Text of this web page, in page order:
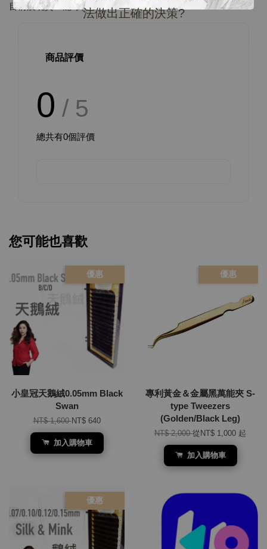
法做出正確的決策?
目前沒現貨！能等再下單！
商品評價
0 / 5
總共有0個評價
您可能也喜歡
優惠
小皇冠天鵝絨0.05mm Black
Swan
NT$ 1,600NT$ 640
加入購物車
優惠
專利黃金＆金屬黑萬能夾 S-
type Tweezers
(Golden/Black Leg)
NT$ 2,000從NT$ 1,000 起
加入購物車
優惠